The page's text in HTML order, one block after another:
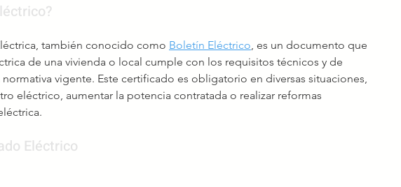
también conocido como Boletín Eléctrico , es un documento que
de una vivienda o local cumple con los requisitos técnicos y de
vigente. Este certificado es obligatorio en diversas situaciones,
eléctrico, aumentar la potencia contratada o realizar reformas
Eléctrico